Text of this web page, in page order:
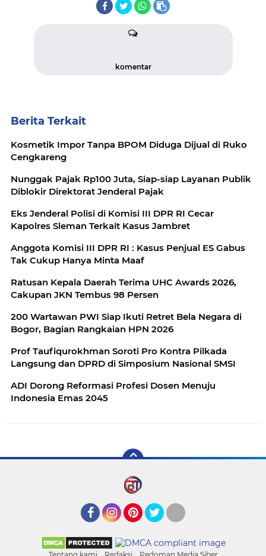
komentar
Berita Terkait
Kosmetik Impor Tanpa BPOM Diduga Dijual di Ruko
Cengkareng
Nunggak Pajak Rp100 Juta, Siap-siap Layanan Publik
Diblokir Direktorat Jenderal Pajak
Eks Jenderal Polisi di Komisi III DPR RI Cecar
Kapolres Sleman Terkait Kasus Jambret
Anggota Komisi III DPR RI : Kasus Penjual ES Gabus
Tak Cukup Hanya Minta Maaf
Ratusan Kepala Daerah Terima UHC Awards 2026,
Cakupan JKN Tembus 98 Persen
200 Wartawan PWI Siap Ikuti Retret Bela Negara di
Bogor, Bagian Rangkaian HPN 2026
Prof Taufiqurokhman Soroti Pro Kontra Pilkada
Langsung dan DPRD di Simposium Nasional SMSI
ADI Dorong Reformasi Profesi Dosen Menuju
Indonesia Emas 2045